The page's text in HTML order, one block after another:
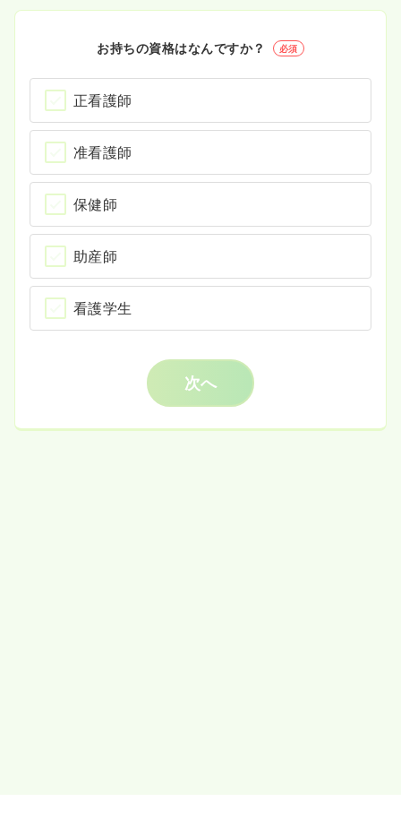
お持ちの資格はなんですか？ 必須
正看護師
准看護師
保健師
助産師
看護学生
次へ